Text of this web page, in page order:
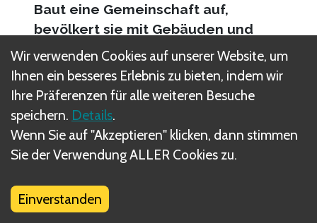
Baut eine Gemeinschaft auf,
bevölkert sie mit Gebäuden und
Bewohnern und findet Relikte!
In nicht allzu ferner Zukunft sieht die Welt
ganz anders aus. Unsere Städte wurden von
der Natur zurückerobert und Teile unserer
Vergangenheit existieren nur noch in
Überresten – Überresten, die wir nun nutzen
finden neue Wege, gemeinsam zu gedeihen,
denn wenn nichts bleibt, ist die Gemeinschaft
Wir verwenden Cookies auf unserer Website, um
Ihnen ein besseres Erlebnis zu bieten, indem wir
Ihre Präferenzen für alle weiteren Besuche
speichern. Details.
Wenn Sie auf "Akzeptieren" klicken, dann stimmen
Sie der Verwendung ALLER Cookies zu.
Einverstanden